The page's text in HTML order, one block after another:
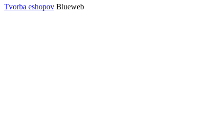
Tvorba eshopov Blueweb